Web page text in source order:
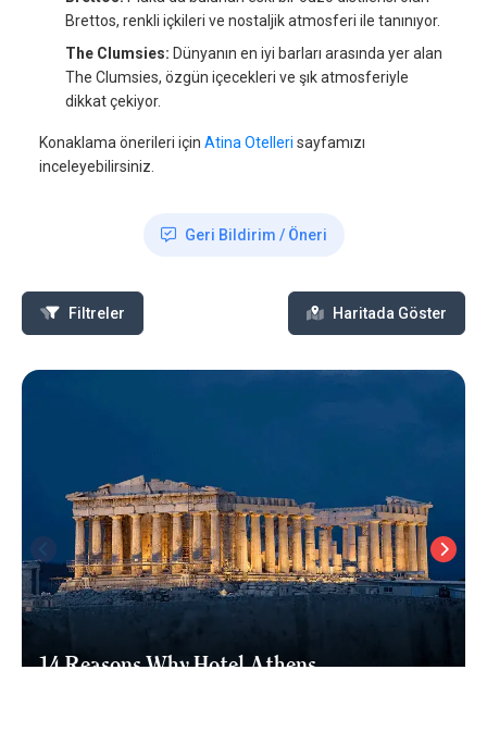
Brettos, renkli içkileri ve nostaljik atmosferi ile tanınıyor.
The Clumsies: Dünyanın en iyi barları arasında yer alan
The Clumsies, özgün içecekleri ve şık atmosferiyle
dikkat çekiyor.
Konaklama önerileri için Atina Otelleri sayfamızı
inceleyebilirsiniz.
Geri Bildirim / Öneri
Filtreler Haritada Göster
14 Reasons Why Hotel Athens